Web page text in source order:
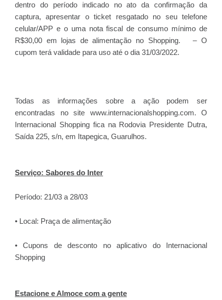
dentro do período indicado no ato da confirmação da
captura, apresentar o ticket resgatado no seu telefone
celular/APP e o uma nota fiscal de consumo mínimo de
R$30,00 em lojas de alimentação no Shopping.
– O
cupom terá validade para uso até o dia 31/03/2022.
Todas as informações sobre a ação podem ser
encontradas no site www.internacionalshopping.com. O
Internacional Shopping fica na Rodovia Presidente Dutra,
Saída 225, s/n, em Itapegica, Guarulhos.
Serviço: Sabores do Inter
Período: 21/03 a 28/03
• Local: Praça de alimentação
• Cupons de desconto no aplicativo do Internacional
Shopping
Estacione e Almoce com a gente